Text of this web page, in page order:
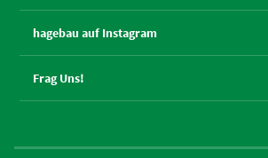
hagebau auf Instagram
Frag Uns!